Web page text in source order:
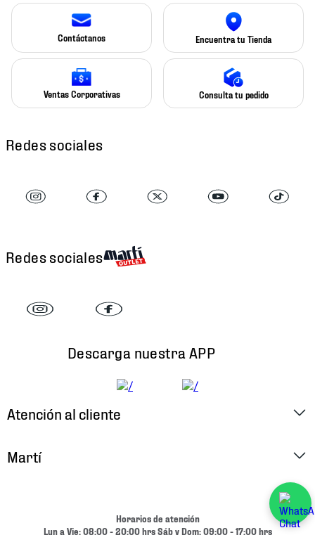
Contáctanos Encuentra tu Tienda
Ventas Corporativas Consulta tu pedido
Redes sociales
Redes sociales
Descarga nuestra APP
Atención al cliente
Cambios y Devoluciones
Martí
Horarios de atención
Lun a Vie: 08:00 - 20:00 hrs Sáb y Dom: 09:00 - 17:00 hrs